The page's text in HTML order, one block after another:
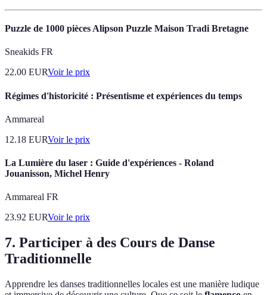
Puzzle de 1000 pièces Alipson Puzzle Maison Tradi Bretagne
Sneakids FR
22.00 EURVoir le prix
Régimes d'historicité : Présentisme et expériences du temps
Ammareal
12.18 EURVoir le prix
La Lumière du laser : Guide d'expériences - Roland
Jouanisson, Michel Henry
Ammareal FR
23.92 EURVoir le prix
7. Participer à des Cours de Danse
Traditionnelle
Apprendre les danses traditionnelles locales est une manière ludique